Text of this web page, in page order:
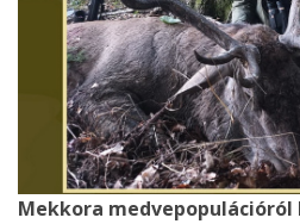
Mekkora medvepopulációról